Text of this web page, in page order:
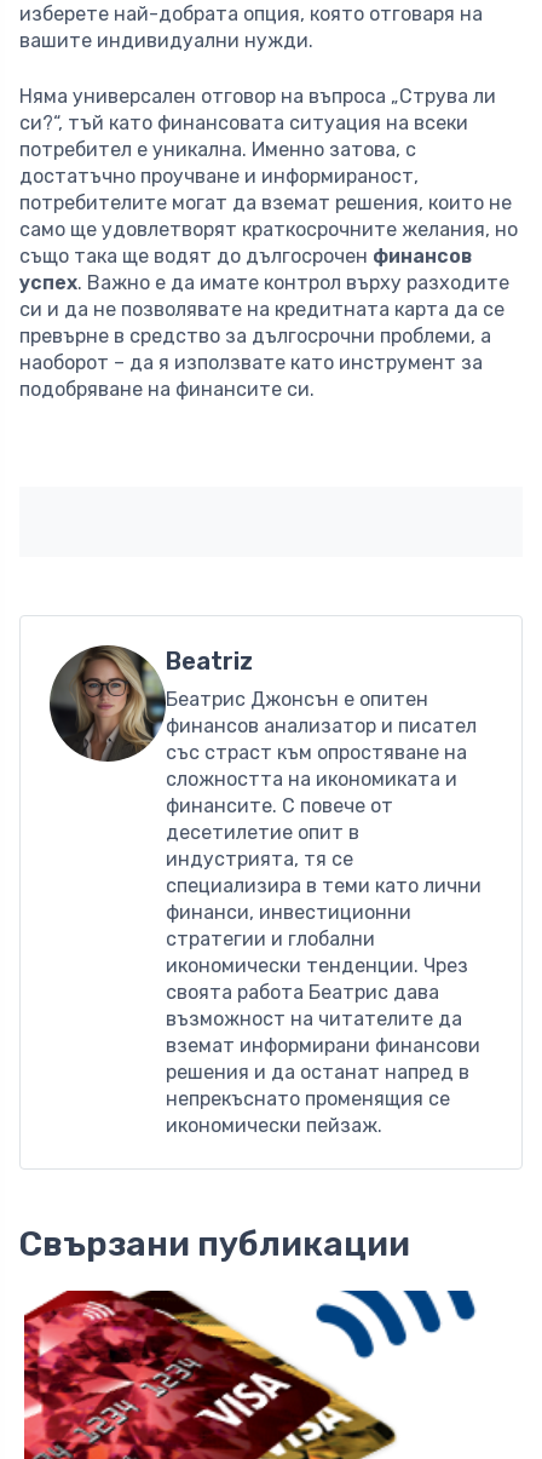
изберете най-добрата опция, която отговаря на
вашите индивидуални нужди.
Няма универсален отговор на въпроса „Струва ли
си?“, тъй като финансовата ситуация на всеки
потребител е уникална. Именно затова, с
достатъчно проучване и информираност,
потребителите могат да вземат решения, които не
само ще удовлетворят краткосрочните желания, но
също така ще водят до дългосрочен финансов
успех. Важно е да имате контрол върху разходите
си и да не позволявате на кредитната карта да се
превърне в средство за дългосрочни проблеми, а
наоборот – да я използвате като инструмент за
подобряване на финансите си.
Beatriz
Беатрис Джонсън е опитен
финансов анализатор и писател
със страст към опростяване на
сложността на икономиката и
финансите. С повече от
десетилетие опит в
индустрията, тя се
специализира в теми като лични
финанси, инвестиционни
стратегии и глобални
икономически тенденции. Чрез
своята работа Беатрис дава
възможност на читателите да
вземат информирани финансови
решения и да останат напред в
непрекъснато променящия се
икономически пейзаж.
Свързани публикации